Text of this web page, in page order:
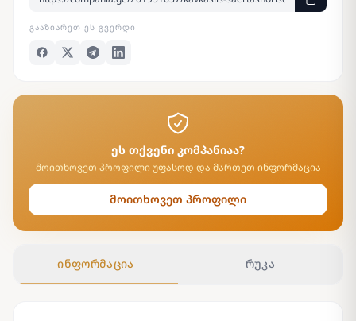
ᲒᲐᲐᲖᲘᲐᲠᲔᲗ ᲔᲡ ᲒᲕᲔᲠᲓᲘ
ეს თქვენი კომპანიაა?
მოითხოვეთ პროფილი უფასოდ და მართეთ ინფორმაცია
მოითხოვეთ პროფილი
ინფორმაცია რუკა